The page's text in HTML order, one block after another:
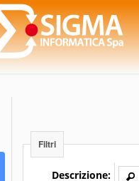
Filtri
Descrizione: